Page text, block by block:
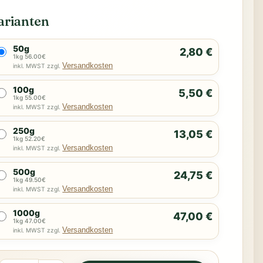
50g
1kg 56.00€ 2,80 €
inkl. MWST zzgl. Versandkosten
100g
1kg 55.00€ 5,50 €
inkl. MWST zzgl. Versandkosten
250g
1kg 52.20€ 13,05 €
inkl. MWST zzgl. Versandkosten
500g
1kg 49.50€ 24,75 €
inkl. MWST zzgl. Versandkosten
1000g
1kg 47.00€ 47,00 €
inkl. MWST zzgl. Versandkosten